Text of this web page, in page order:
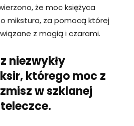
że moc księżyca
mikstura, za pomocą której
z magią i czarami.
niezwykły
którego moc z
w szklanej